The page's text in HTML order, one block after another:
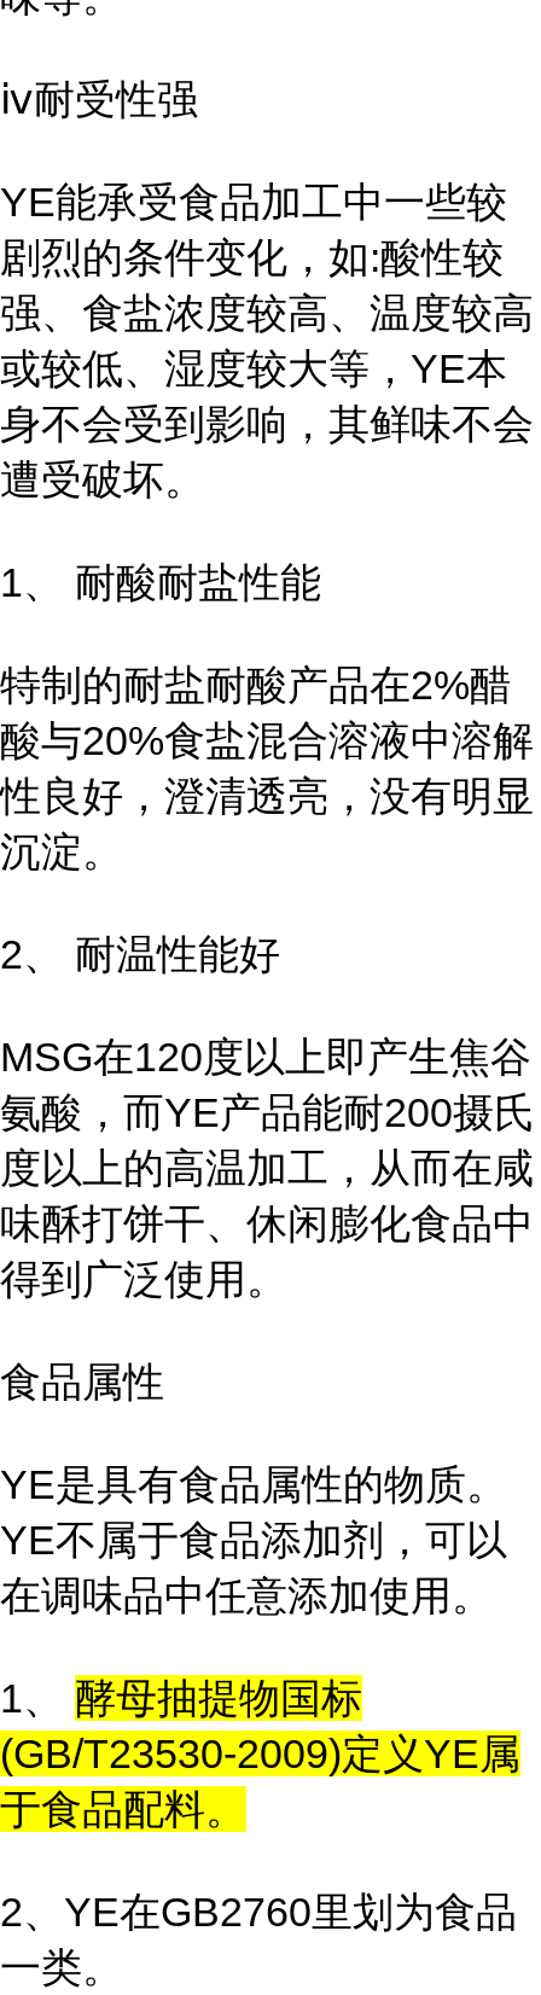
ⅳ耐受性强
YE能承受食品加工中一些较
剧烈的条件变化，如:酸性较
强、食盐浓度较高、温度较高
或较低、湿度较大等，YE本
身不会受到影响，其鲜味不会
遭受破坏。
1、 耐酸耐盐性能
特制的耐盐耐酸产品在2%醋
酸与20%食盐混合溶液中溶解
性良好，澄清透亮，没有明显
沉淀。
2、 耐温性能好
MSG在120度以上即产生焦谷
氨酸，而YE产品能耐200摄氏
度以上的高温加工，从而在咸
味酥打饼干、休闲膨化食品中
得到广泛使用。
食品属性
YE是具有食品属性的物质。
YE不属于食品添加剂，可以
在调味品中任意添加使用。
1、 酵母抽提物国标
(GB/T23530-2009)定义YE属
于食品配料。
2、YE在GB2760里划为食品
一类。